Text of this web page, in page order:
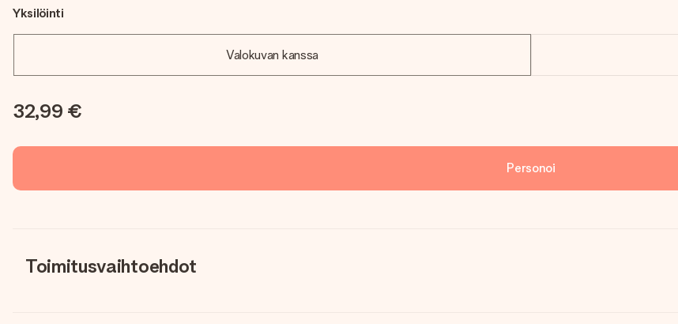
Yksilöinti
Valokuvan kanssa
32,99 €
Personoi
Toimitusvaihtoehdot